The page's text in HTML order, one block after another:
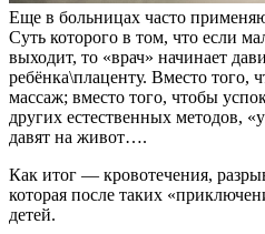
Еще в больницах часто
Суть которого в том, что если
выходит, то «врач» начинает
ребёнка\плаценту. Вместо того,
массаж; вместо того, чтобы
других естественных методов,
давят на живот….
Как итог — кровотечения,
которая после таких
детей.